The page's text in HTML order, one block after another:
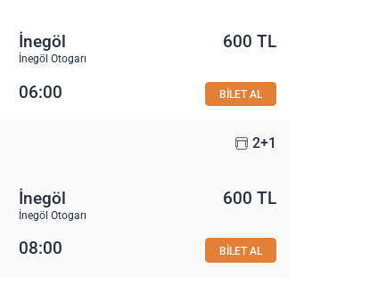
İnegöl
İnegöl Otogarı
600 TL
06:00 BİLET AL
2+1
İnegöl
İnegöl Otogarı
600 TL
08:00 BİLET AL